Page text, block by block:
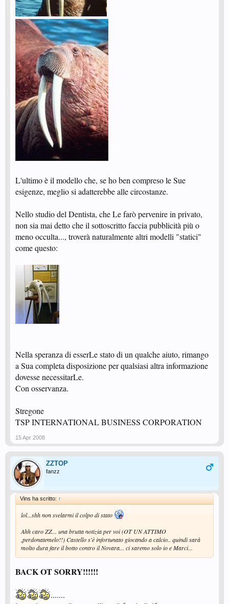
L'ultimo è il modello che, se ho ben compreso le Sue
esigenze, meglio si adatterebbe alle circostanze.
Nello studio del Dentista, che Le farò pervenire in privato,
non sia mai detto che il sottoscritto faccia pubblicità più o
meno occulta..., troverà naturalmente altri modelli "statici"
come questo:
Nella speranza di esserLe stato di un qualche aiuto, rimango
a Sua completa disposizione per qualsiasi altra informazione
dovesse necessitarLe.
Con osservanza.
Stregone
TSP INTERNATIONAL BUSINESS CORPORATION
15 Apr 2008
ZZTOP
fanzz
Vins ha scritto: ↑
lol...shh non svelarmi il colpo di stato
Ahh caro ZZ... una brutta notizia per voi (OT UN ATTIMO
,perdonatemelo!!) Castello s'è infortunato giocando a calcio.. quindi sarà
molto dura fare il botto contro il Novara... ci saremo solo io e Marci...
BACK OT SORRY!!!!!!
.......